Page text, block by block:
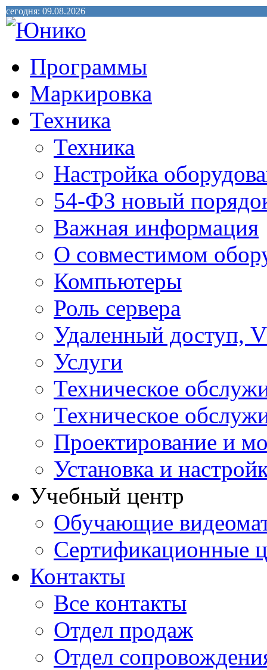
сегодня: 09.08.2026
Программы
Маркировка
Техника
Техника
Настройка
54-ФЗ новый
Важная информация
О совместимом
Компьютеры
Роль сервера
Удаленный доступ,
Услуги
Техническое
Техническое
Проектирование и
Установка и
Учебный центр
Обучающие
Сертификационные
Контакты
Все контакты
Отдел продаж
Отдел